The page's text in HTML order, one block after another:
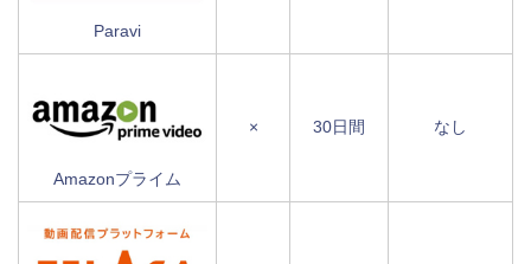
Paravi
Amazonプライム
× 30日間 なし